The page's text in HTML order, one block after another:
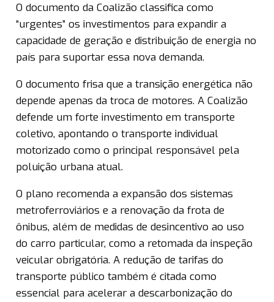
O documento da Coalizão classifica como
“urgentes” os investimentos para expandir a
capacidade de geração e distribuição de energia no
país para suportar essa nova demanda.
O documento frisa que a transição energética não
depende apenas da troca de motores. A Coalizão
defende um forte investimento em transporte
coletivo, apontando o transporte individual
motorizado como o principal responsável pela
poluição urbana atual.
O plano recomenda a expansão dos sistemas
metroferroviários e a renovação da frota de
ônibus, além de medidas de desincentivo ao uso
do carro particular, como a retomada da inspeção
veicular obrigatória. A redução de tarifas do
transporte público também é citada como
essencial para acelerar a descarbonização do